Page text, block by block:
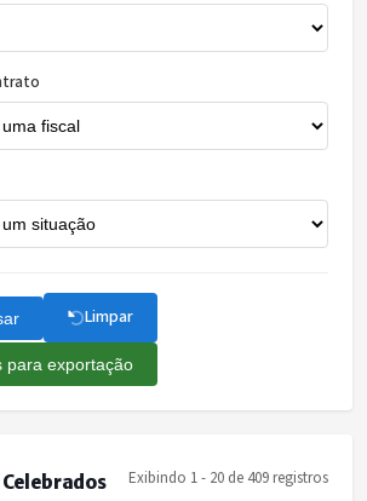
Limpar
para exportação
Exibindo 1 - 20 de 409 registros